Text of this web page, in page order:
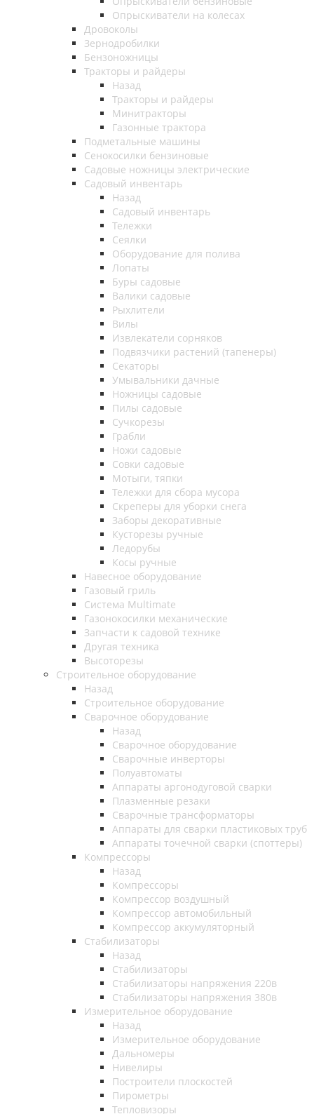
Опрыскиватели на колесах
Дровоколы
Зернодробилки
Бензоножницы
Тракторы и райдеры
Назад
Тракторы и райдеры
Минитракторы
Газонные трактора
Подметальные машины
Сенокосилки бензиновые
Садовые ножницы электрические
Садовый инвентарь
Назад
Садовый инвентарь
Тележки
Сеялки
Оборудование для полива
Лопаты
Буры садовые
Валики садовые
Рыхлители
Вилы
Извлекатели сорняков
Подвязчики растений (тапенеры)
Секаторы
Умывальники дачные
Ножницы садовые
Пилы садовые
Сучкорезы
Грабли
Ножи садовые
Совки садовые
Мотыги, тяпки
Тележки для сбора мусора
Скреперы для уборки снега
Заборы декоративные
Кусторезы ручные
Ледорубы
Косы ручные
Навесное оборудование
Газовый гриль
Система Multimate
Газонокосилки механические
Запчасти к садовой технике
Другая техника
Высоторезы
Строительное оборудование
Назад
Строительное оборудование
Сварочное оборудование
Назад
Сварочное оборудование
Сварочные инверторы
Полуавтоматы
Аппараты аргонодуговой сварки
Плазменные резаки
Сварочные трансформаторы
Аппараты для сварки пластиковых труб
Аппараты точечной сварки (споттеры)
Компрессоры
Назад
Компрессоры
Компрессор воздушный
Компрессор автомобильный
Компрессор аккумуляторный
Стабилизаторы
Назад
Стабилизаторы
Стабилизаторы напряжения 220в
Стабилизаторы напряжения 380в
Измерительное оборудование
Назад
Измерительное оборудование
Дальномеры
Нивелиры
Построители плоскостей
Пирометры
Тепловизоры